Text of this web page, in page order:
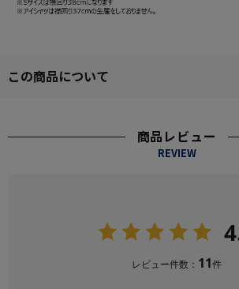
この商品について
商品レビュー
REVIEW
レビュー件数： 11件